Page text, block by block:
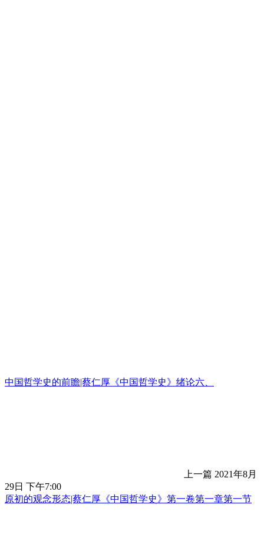
中国哲学史的前瞻|蔡仁厚《中国哲学史》绪论六、
上一篇 2021年8月
29日 下午7:00
原初的观念形态|蔡仁厚《中国哲学史》第一卷第一章第一节